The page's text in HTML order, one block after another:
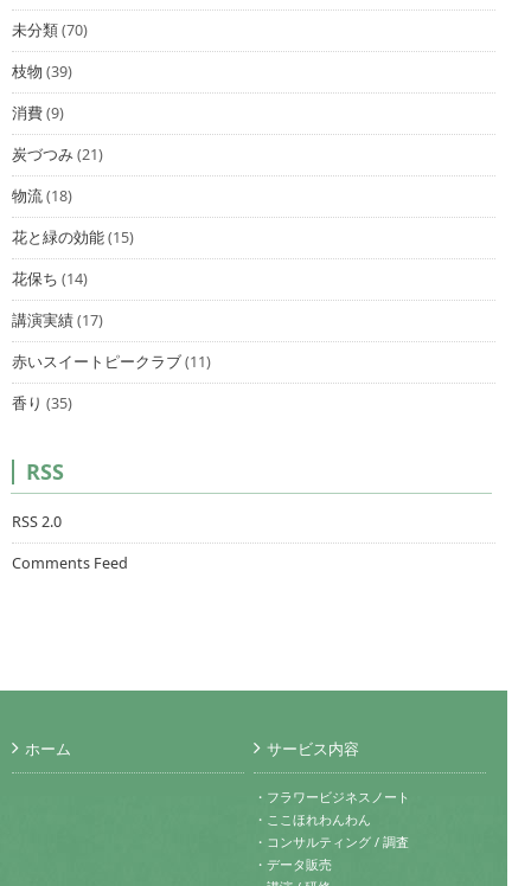
未分類(70)
枝物 (39)
消費(9)
炭づつみ(21)
物流(18)
花と緑の効能(15)
花保ち (14)
講演実績(17)
赤いスイートピークラブ(11)
香り (35)
RSS
RSS 2.0
Comments Feed
ホーム サービス内容
・フラワービジネスノート
・ここほれわんわん
・コンサルティング / 調査
・データ販売